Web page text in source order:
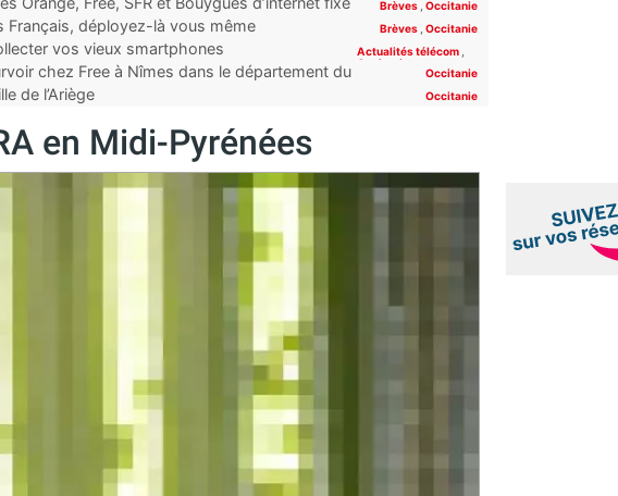
expert”
Brèves Occitanie
Français, déployez-là vous même Brèves Occitanie
vos vieux smartphones Actualités télécom
Occitanie
chez Free à Nîmes dans le département du
Occitanie
de l’Ariège Occitanie
en Midi-Pyrénées